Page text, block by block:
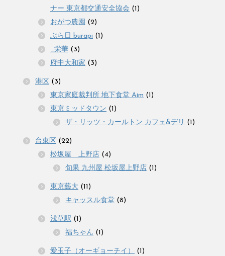
ナー 東京都交通安全協会 (1)
おがつ農園 (2)
ぶら日 burapi (1)
_栄華 (3)
府中大和家 (3)
港区 (3)
東京家庭裁判所 地下食堂 Aim (1)
東京ミッドタウン (1)
ザ・リッツ・カールトン カフェ&デリ (1)
台東区 (22)
松坂屋 上野店 (4)
旬果 九州屋 松坂屋上野店 (1)
東京藝大 (11)
キャッスル食堂 (8)
浅草駅 (1)
福ちゃん (1)
愛玉子（オーギョーチイ）
(1)